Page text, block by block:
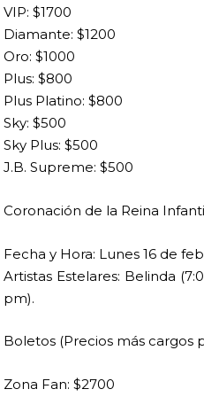
VIP: $1700
Diamante: $1200
Oro: $1000
Plus: $800
Plus Platino: $800
Sky: $500
Sky Plus: $500
J.B. Supreme: $500
Coronación de la Reina
Fecha y Hora: Lunes 16 de
Artistas Estelares: Belinda
pm).
Boletos (Precios más cargos
Zona Fan: $2700